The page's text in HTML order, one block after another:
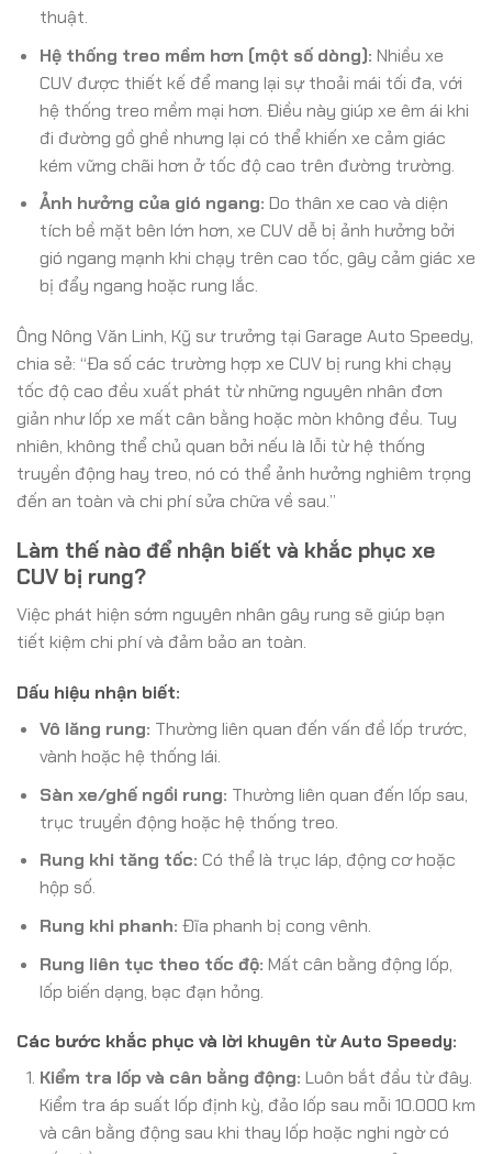
thuật.
Hệ thống treo mềm hơn (một số dòng): Nhiều xe
CUV được thiết kế để mang lại sự thoải mái tối đa, với
hệ thống treo mềm mại hơn. Điều này giúp xe êm ái khi
đi đường gồ ghề nhưng lại có thể khiến xe cảm giác
kém vững chãi hơn ở tốc độ cao trên đường trường.
Ảnh hưởng của gió ngang: Do thân xe cao và diện
tích bề mặt bên lớn hơn, xe CUV dễ bị ảnh hưởng bởi
gió ngang mạnh khi chạy trên cao tốc, gây cảm giác xe
bị đẩy ngang hoặc rung lắc.
Ông Nông Văn Linh, Kỹ sư trưởng tại Garage Auto Speedy,
chia sẻ: “Đa số các trường hợp xe CUV bị rung khi chạy
tốc độ cao đều xuất phát từ những nguyên nhân đơn
giản như lốp xe mất cân bằng hoặc mòn không đều. Tuy
nhiên, không thể chủ quan bởi nếu là lỗi từ hệ thống
truyền động hay treo, nó có thể ảnh hưởng nghiêm trọng
đến an toàn và chi phí sửa chữa về sau.”
Làm thế nào để nhận biết và khắc phục xe
CUV bị rung?
Việc phát hiện sớm nguyên nhân gây rung sẽ giúp bạn
tiết kiệm chi phí và đảm bảo an toàn.
Dấu hiệu nhận biết:
Vô lăng rung: Thường liên quan đến vấn đề lốp trước,
vành hoặc hệ thống lái.
Sàn xe/ghế ngồi rung: Thường liên quan đến lốp sau,
trục truyền động hoặc hệ thống treo.
Rung khi tăng tốc: Có thể là trục láp, động cơ hoặc
hộp số.
Rung khi phanh: Đĩa phanh bị cong vênh.
Rung liên tục theo tốc độ: Mất cân bằng động lốp,
lốp biến dạng, bạc đạn hỏng.
Các bước khắc phục và lời khuyên từ Auto Speedy:
Kiểm tra lốp và cân bằng động: Luôn bắt đầu từ đây.
Kiểm tra áp suất lốp định kỳ, đảo lốp sau mỗi 10.000 km
và cân bằng động sau khi thay lốp hoặc nghi ngờ có